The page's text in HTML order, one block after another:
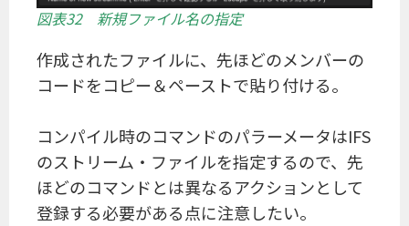
図表32 新規ファイル名の指定
作成されたファイルに、先ほどのメンバーの
コードをコピー＆ペーストで貼り付ける。
コンパイル時のコマンドのパラーメータはIFS
のストリーム・ファイルを指定するので、先
ほどのコマンドとは異なるアクションとして
登録する必要がある点に注意したい。